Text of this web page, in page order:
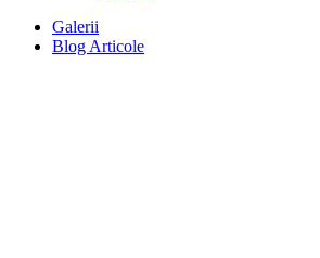
Galerii
Blog Articole